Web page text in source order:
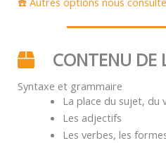
CONTENU DE
Syntaxe et grammaire
La place du sujet, du
Les adjectifs
Les verbes, les